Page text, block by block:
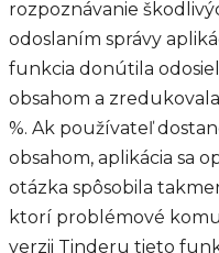
rozpoznávanie
odoslaním správy
funkcia donútila
obsahom a
%. Ak používateľ
obsahom, aplikácia sa
otázka spôsobila
ktorí problémové
verzii Tinderu tieto